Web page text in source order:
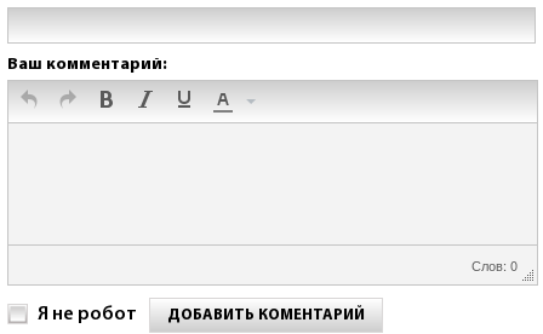
Ваш комментарий:
Слов: 0
Я не робот ДОБАВИТЬ КОМЕНТАРИЙ